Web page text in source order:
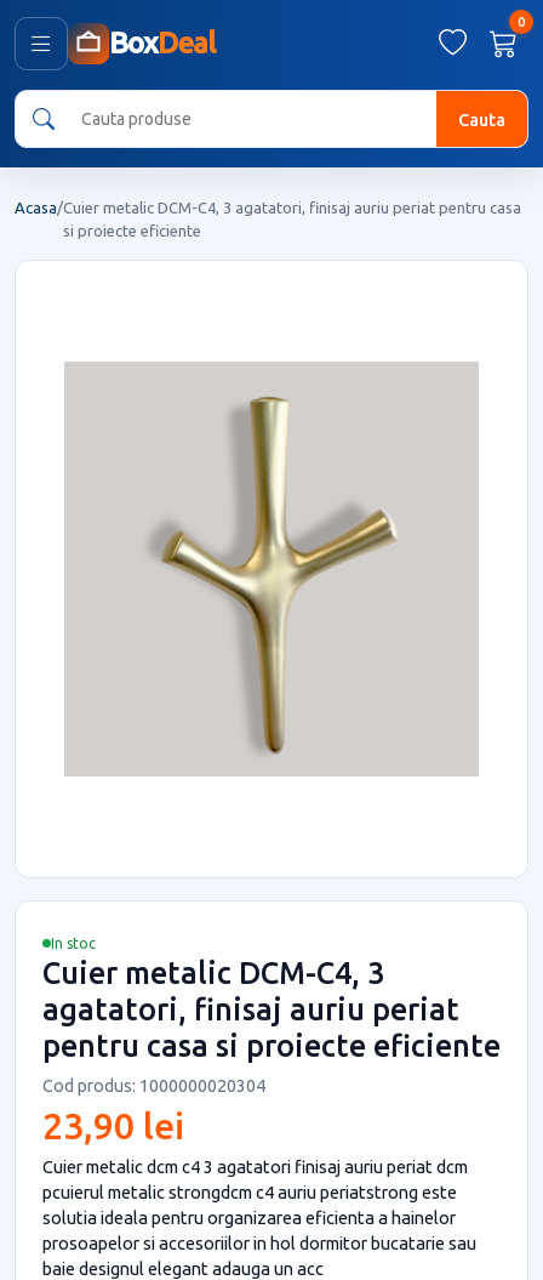
BoxDeal
0
Cauta
Acasa/Cuier metalic DCM-C4, 3 agatatori, finisaj auriu periat pentru casa
si proiecte eficiente
In stoc
Cuier metalic DCM-C4, 3
agatatori, finisaj auriu periat
pentru casa si proiecte eficiente
Cod produs: 1000000020304
23,90 lei
Cuier metalic dcm c4 3 agatatori finisaj auriu periat dcm
pcuierul metalic strongdcm c4 auriu periatstrong este
solutia ideala pentru organizarea eficienta a hainelor
prosoapelor si accesoriilor in hol dormitor bucatarie sau
baie designul elegant adauga un acc